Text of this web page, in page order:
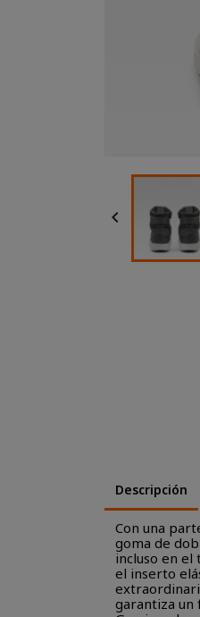

Descripción
Con una
goma de
incluso en el
el inserto
garantiza un